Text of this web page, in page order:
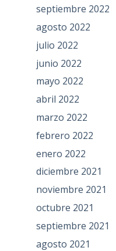
septiembre 2022
agosto 2022
julio 2022
junio 2022
mayo 2022
abril 2022
marzo 2022
febrero 2022
enero 2022
diciembre 2021
noviembre 2021
octubre 2021
septiembre 2021
agosto 2021